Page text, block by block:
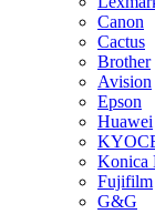
Canon
Cactus
Brother
Avision
Epson
Huawei
Konica
Fujifilm
G&G